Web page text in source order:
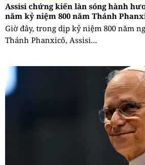
Assisi chứng kiến làn sóng hành
năm kỷ niệm 800 năm Thánh
Giờ đây, trong dịp kỷ niệm 800 năm
Thánh Phanxicô, Assisi...